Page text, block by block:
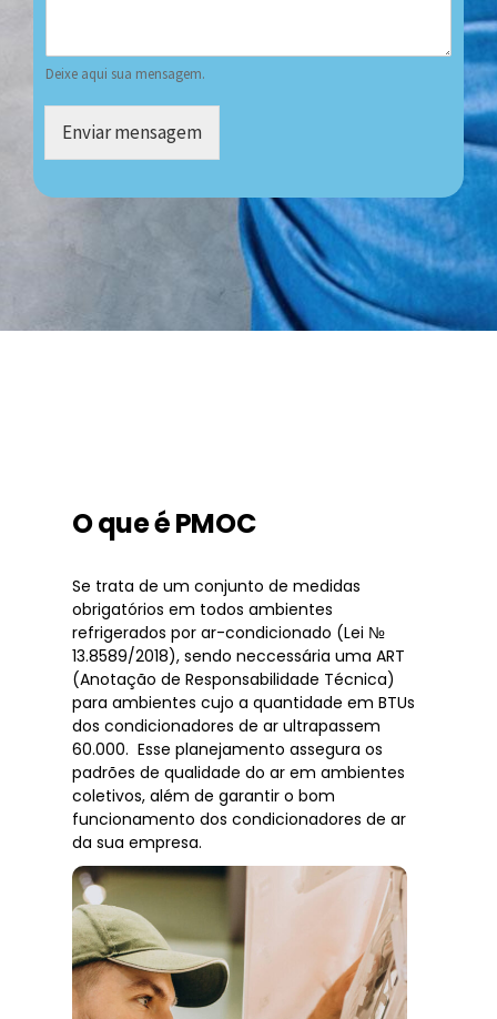
Deixe aqui sua mensagem.
Enviar mensagem
O que é PMOC
Se trata de um conjunto de medidas
obrigatórios em todos ambientes
refrigerados por ar-condicionado (Lei №
13.8589/2018), sendo neccessária uma ART
(Anotação de Responsabilidade Técnica)
para ambientes cujo a quantidade em BTUs
dos condicionadores de ar ultrapassem
60.000. Esse planejamento assegura os
padrões de qualidade do ar em ambientes
coletivos, além de garantir o bom
funcionamento dos condicionadores de ar
da sua empresa.